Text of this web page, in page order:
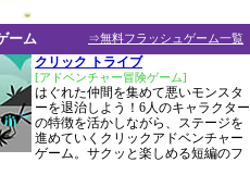
⇒無料フラッシュゲーム一覧
ーム
クリック トライブ
[アドベンチャー冒険ゲーム]
はぐれた仲間を集めて悪いモンスタ
ーを退治しよう！6人のキャラクター
の特徴を活かしながら、ステージを
進めていくクリックアドベンチャー
ゲーム。サクッと楽しめる短編のフ